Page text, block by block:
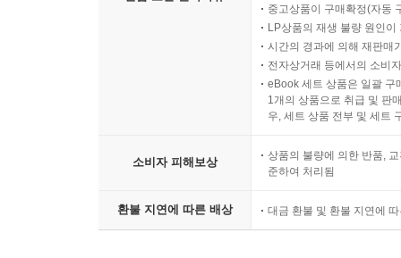
중고상품이 구매확정(자동
LP상품의 재생 불량 원인
시간의 경과에 의해 재판매
전자상거래 등에서의 소비
eBook 세트 상품은 일괄 구
1개의 상품으로 취급 및 판
우, 세트 상품 전부 및 세트
소비자 피해보상
상품의 불량에 의한 반품,
준하여 처리됨
환불 지연에 따른 배상 대금 환불 및 환불 지연에